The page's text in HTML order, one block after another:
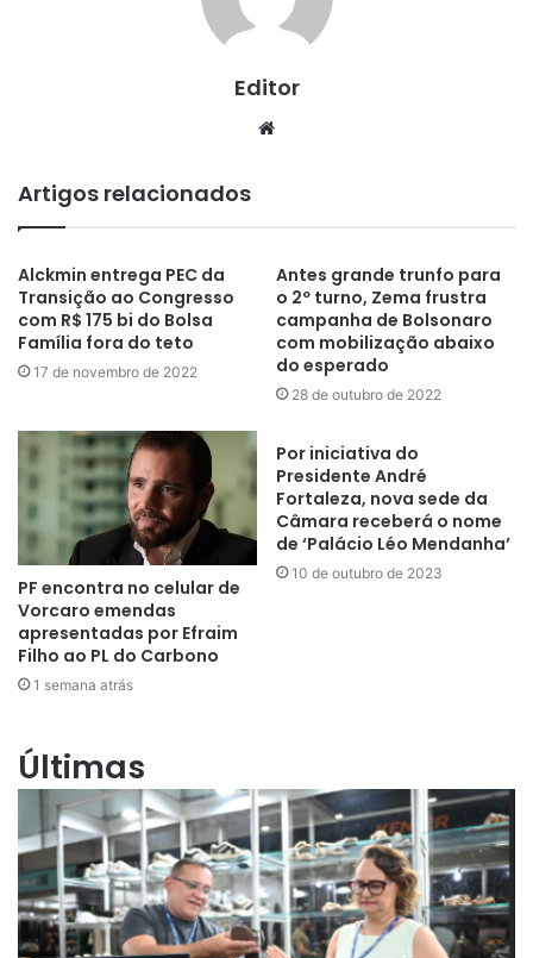
Editor
Website
Artigos relacionados
Alckmin entrega PEC da
Transição ao Congresso
com R$ 175 bi do Bolsa
Família fora do teto
17 de novembro de 2022
Antes grande trunfo para
o 2º turno, Zema frustra
campanha de Bolsonaro
com mobilização abaixo
do esperado
28 de outubro de 2022
PF encontra no celular de
Vorcaro emendas
apresentadas por Efraim
Filho ao PL do Carbono
1 semana atrás
Por iniciativa do
Presidente André
Fortaleza, nova sede da
Câmara receberá o nome
de ‘Palácio Léo Mendanha’
10 de outubro de 2023
Últimas